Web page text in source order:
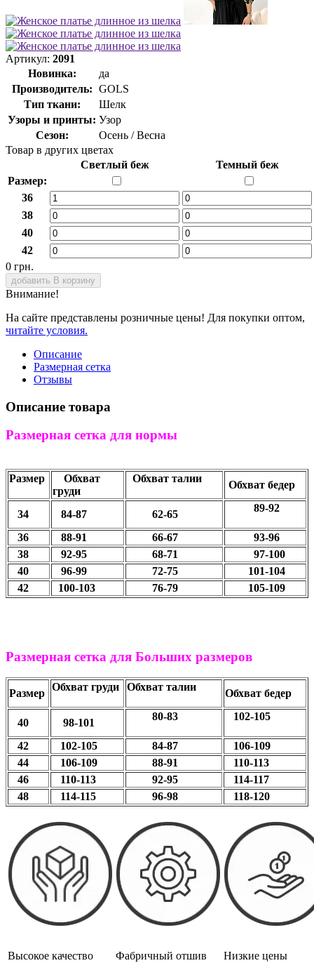
Артикул: 2091
Новинка:
да
Производитель: GOLS
Тип ткани:
Шелк
Узоры и принты: Узор
Сезон:
Осень / Весна
Товар в других цветах
Светлый беж
Темный беж
Размер:
36
38
40
42
0 грн.
добавить В корзину
Внимание!
На сайте представлены розничные цены! Для покупки оптом,
читайте условия.
Описание
Размерная сетка
Отзывы
Описание товара
Размерная сетка для нормы
Размер
Обхват
груди
Обхват талии
Обхват бедер
34 84-87 62-65
89-92
36 88-91 66-67
93-96
38
92-95 68-71
97-100
40
96-99 72-75
101-104
42
100-103 76-79 105-109
Размерная сетка для Больших размеров
Размер
Обхват груди Обхват талии
Обхват бедер
40 98-101
80-83 102-105
42 102-105 84-87
106-109
44
106-109 88-91
110-113
46
110-113 92-95
114-117
48
114-115 96-98 118-120
Высокое качество Фабричный отшив Низкие цены